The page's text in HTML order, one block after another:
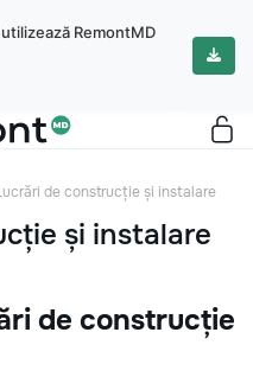
RemontMD
de construcție și instalare
și instalare
de construcție